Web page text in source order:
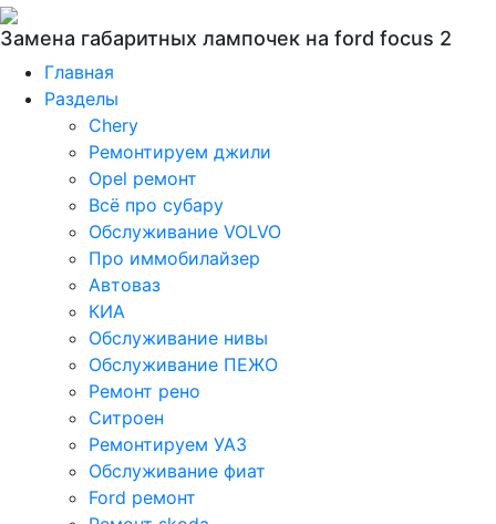
Замена габаритных лампочек на ford focus 2
Главная
Разделы
Chery
Ремонтируем джили
Opel ремонт
Всё про субару
Обслуживание VOLVO
Про иммобилайзер
Автоваз
КИА
Обслуживание нивы
Обслуживание ПЕЖО
Ремонт рено
Ситроен
Ремонтируем УАЗ
Обслуживание фиат
Ford ремонт